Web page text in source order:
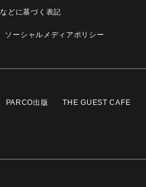
どに基づく表記
ソーシャルメディアポリシー
PARCO出版 THE GUEST CAFE